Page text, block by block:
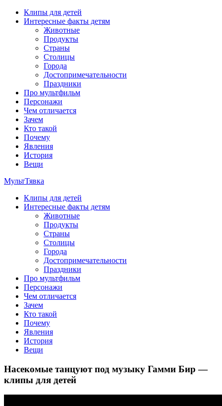
Перейти
содержимому
Клипы для детей
Интересные факты детям
Животные
Продукты
Страны
Столицы
Города
Достопримечательности
Праздники
Про мультфильм
Персонажи
Чем отличается
Зачем
Кто такой
Почему
Явления
История
Вещи
МультТявка
интересные факты про страны, столицы и города, клипы из
мультфильмов, мульт-клипы, песни из мультиков, детские
клипы, интересные факты о мультфильмах и про персонажей
мультфильмов
Клипы для детей
Интересные факты детям
Животные
Продукты
Страны
Столицы
Города
Достопримечательности
Праздники
Про мультфильм
Персонажи
Чем отличается
Зачем
Кто такой
Почему
Явления
История
Вещи
Насекомые танцуют под музыку Гамми Бир —
клипы для детей